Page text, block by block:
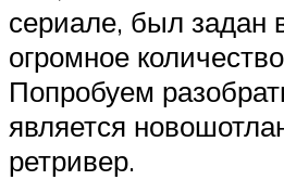
сериале, был задан
огромное
Попробуем
является
ретривер.